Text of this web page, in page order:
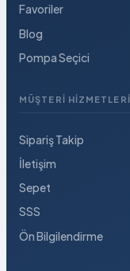
Favoriler
Blog
Pompa Seçici
MÜŞTERI HIZMETLERI
Sipariş Takip
İletişim
Sepet
SSS
Ön Bilgilendirme